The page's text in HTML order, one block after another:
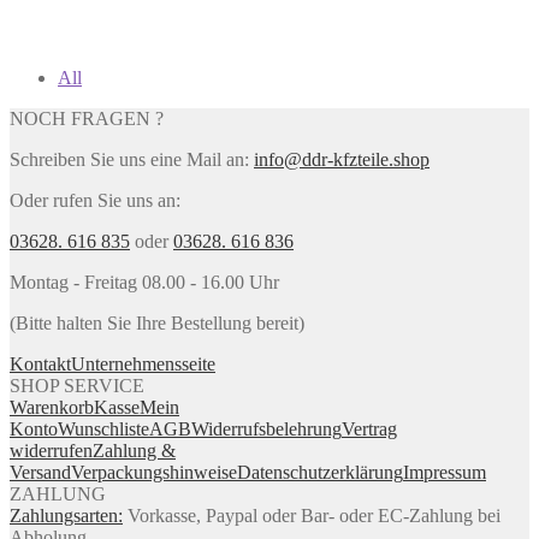
All
NOCH FRAGEN ?
Schreiben Sie uns eine Mail an: info@ddr-kfzteile.shop
Oder rufen Sie uns an:
03628. 616 835 oder03628. 616 836
Montag - Freitag 08.00 - 16.00 Uhr
(Bitte halten Sie Ihre Bestellung bereit)
KontaktUnternehmensseite
SHOP SERVICE
WarenkorbKasseMein
KontoWunschlisteAGBWiderrufsbelehrungVertrag
widerrufenZahlung &
VersandVerpackungshinweiseDatenschutzerklärungImpressum
ZAHLUNG
Zahlungsarten: Vorkasse, Paypal oder Bar- oder EC-Zahlung bei